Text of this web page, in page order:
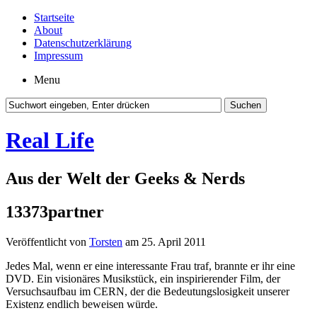
Startseite
About
Datenschutzerklärung
Impressum
Menu
Real Life
Aus der Welt der Geeks & Nerds
13373partner
Veröffentlicht von Torsten am 25. April 2011
Jedes Mal, wenn er eine interessante Frau traf, brannte er ihr eine
DVD. Ein visionäres Musikstück, ein inspirierender Film, der
Versuchsaufbau im CERN, der die Bedeutungslosigkeit unserer
Existenz endlich beweisen würde.